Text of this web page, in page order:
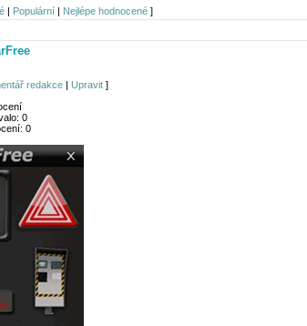
| Populární| Nejlépe hodnocené]
redakce| Upravit]
0
0